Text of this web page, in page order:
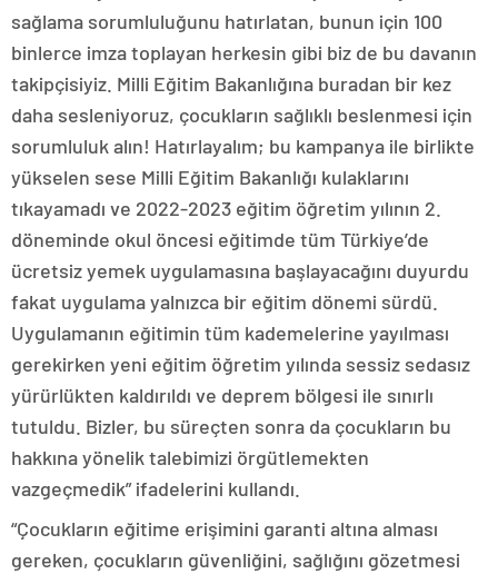
sağlama sorumluluğunu hatırlatan, bunun için 100
binlerce imza toplayan herkesin gibi biz de bu davanın
takipçisiyiz. Milli Eğitim Bakanlığına buradan bir kez
daha sesleniyoruz, çocukların sağlıklı beslenmesi için
sorumluluk alın! Hatırlayalım; bu kampanya ile birlikte
yükselen sese Milli Eğitim Bakanlığı kulaklarını
tıkayamadı ve 2022-2023 eğitim öğretim yılının 2.
döneminde okul öncesi eğitimde tüm Türkiye’de
ücretsiz yemek uygulamasına başlayacağını duyurdu
fakat uygulama yalnızca bir eğitim dönemi sürdü.
Uygulamanın eğitimin tüm kademelerine yayılması
gerekirken yeni eğitim öğretim yılında sessiz sedasız
yürürlükten kaldırıldı ve deprem bölgesi ile sınırlı
tutuldu. Bizler, bu süreçten sonra da çocukların bu
hakkına yönelik talebimizi örgütlemekten
vazgeçmedik” ifadelerini kullandı.
“Çocukların eğitime erişimini garanti altına alması
gereken, çocukların güvenliğini, sağlığını gözetmesi